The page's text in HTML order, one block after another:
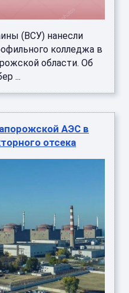
(ВСУ) нанесли
колледжа в
области. Об
...
АЭС в
отсека